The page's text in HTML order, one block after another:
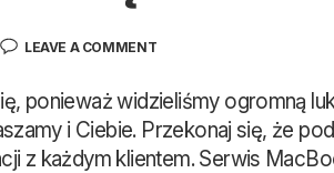
LEAVE A COMMENT
ponieważ widzieliśmy ogromną
i Ciebie. Przekonaj się, że
z każdym klientem. Serwis